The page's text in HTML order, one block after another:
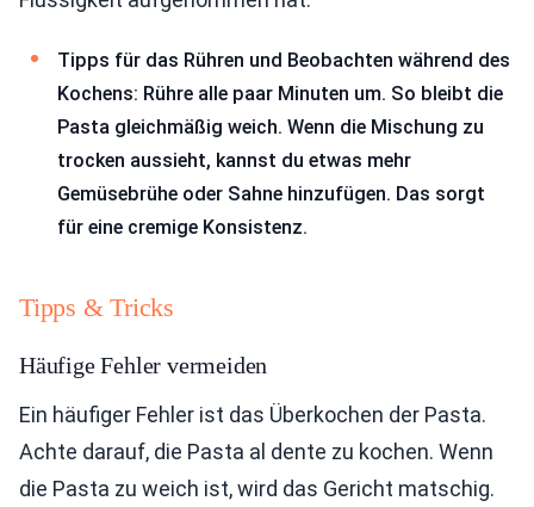
Tipps für das Rühren und Beobachten während des
Kochens: Rühre alle paar Minuten um. So bleibt die
Pasta gleichmäßig weich. Wenn die Mischung zu
trocken aussieht, kannst du etwas mehr
Gemüsebrühe oder Sahne hinzufügen. Das sorgt
für eine cremige Konsistenz.
Tipps & Tricks
Häufige Fehler vermeiden
Ein häufiger Fehler ist das Überkochen der Pasta.
Achte darauf, die Pasta al dente zu kochen. Wenn
die Pasta zu weich ist, wird das Gericht matschig.